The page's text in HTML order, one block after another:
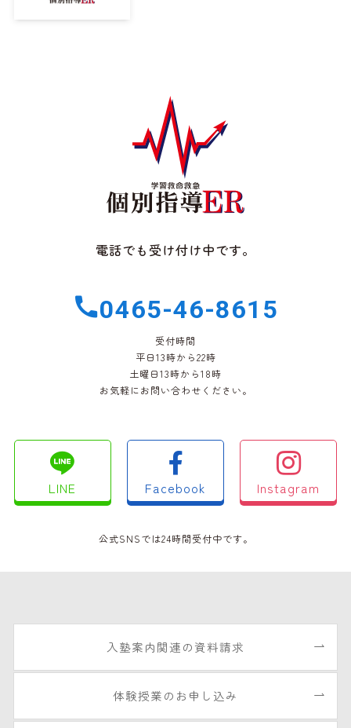
電話でも受け付け中です。
0465-46-8615
受付時間
平日13時から22時
土曜日13時から18時
お気軽にお問い合わせください。
LINE Facebook Instagram
公式SNSでは24時間受付中です。
入塾案内関連の資料請求
体験授業のお申し込み